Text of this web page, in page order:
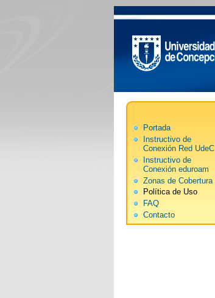
Portada
Instructivo de
Conexión Red UdeC
Instructivo de
Conexión eduroam
Zonas de Cobertura
Política de Uso
FAQ
Contacto